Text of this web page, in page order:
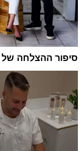
סיפור ההצלחה של